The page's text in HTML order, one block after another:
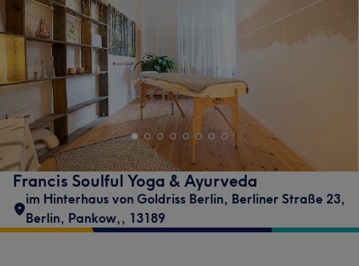
Francis Soulful Yoga & Ayurveda
im Hinterhaus von Goldriss Berlin, Berliner Straße 23,
Berlin, Pankow,, 13189